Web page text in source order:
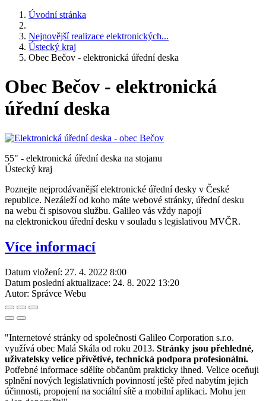
Úvodní stránka
Nejnovější realizace elektronických...
Ústecký kraj
Obec Bečov - elektronická úřední deska
Obec Bečov - elektronická
úřední deska
55" - elektronická úřední deska na stojanu
Ústecký kraj
Poznejte nejprodávanější elektronické úřední desky v České
republice. Nezáleží od koho máte webové stránky, úřední desku
na webu či spisovou službu. Galileo vás vždy napojí
na elektronickou úřední desku v souladu s legislativou MVČR.
Více informací
Datum vložení: 27. 4. 2022 8:00
Datum poslední aktualizace: 24. 8. 2022 13:20
Autor: Správce Webu
"Internetové stránky od společnosti Galileo Corporation s.r.o.
využívá obec Malá Skála od roku 2013. Stránky jsou přehledné,
uživatelsky velice přívětivé, technická podpora profesionální.
Potřebné informace sdělíte občanům prakticky ihned. Velice oceňuji
splnění nových legislativních povinností ještě před nabytím jejich
účinnosti, propojení na sociální sítě a mobilní aplikaci. Mohu jen